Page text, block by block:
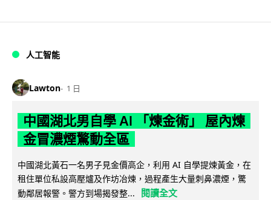
人工智能
Lawton 1 日
中國湖北男自學 AI 「煉金術」 屋內煉
金冒濃煙驚動全區
中國湖北黃石一名男子見金價高企，利用 AI 自學提煉黃金，在
租住單位私設高壓爐及作坊冶煉，過程產生大量刺鼻濃煙，驚
動鄰居報警。警方到場揭發整...
閱讀全文